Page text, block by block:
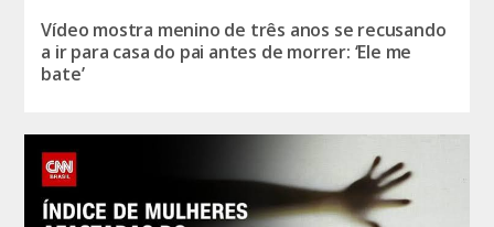
Vídeo mostra menino de três anos se recusando
a ir para casa do pai antes de morrer: ‘Ele me
bate’